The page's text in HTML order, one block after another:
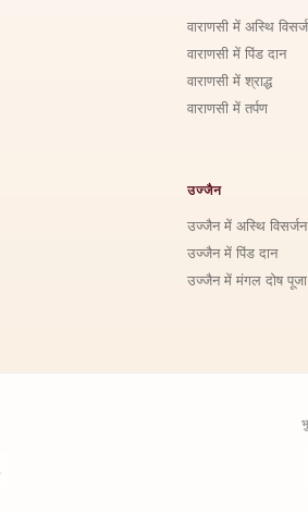
वाराणसी में अस्थि
वाराणसी में पिंड दान
वाराणसी में श्राद्ध
वाराणसी में तर्पण
उज्जैन
उज्जैन में अस्थि विसर्जन
उज्जैन में पिंड दान
उज्जैन में मंगल दोष पूजा